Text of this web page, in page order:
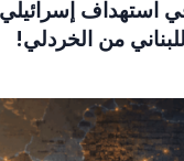
استهداف
من الخردلي!